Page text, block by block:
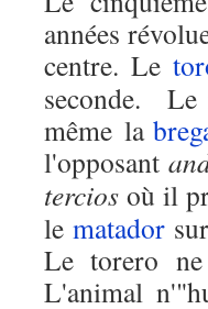
années
centre. Le
seconde.
Le
même la
l'opposant
tercios où il
le matador
Le torero
L'animal